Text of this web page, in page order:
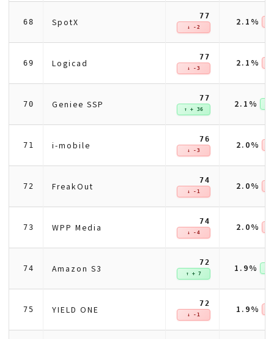
68 SpotX
77
↓ -2 2.1%
69 Logicad
77
↓ -3 2.1%
70 Geniee SSP
77
↑ + 36 2.1%
71 i-mobile
76
↓ -3 2.0%
72 FreakOut
74
↓ -1 2.0%
73 WPP Media
74
↓ -4 2.0%
74 Amazon S3
72
↑ + 7 1.9%
75 YIELD ONE
72
↓ -1 1.9%